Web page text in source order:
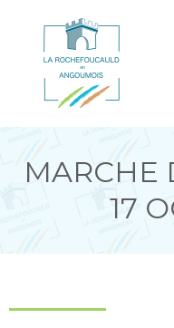
MARCHE
17